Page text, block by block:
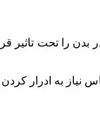
را تحت تاثیر
به ادرار کردن